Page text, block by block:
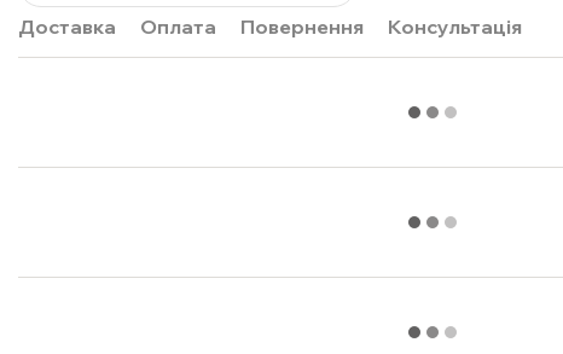
Доставка Оплата Повернення Консультація